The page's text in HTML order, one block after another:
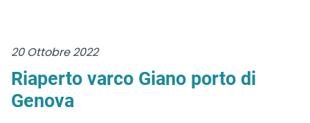
20 Ottobre 2022
Riaperto varco Giano porto di
Genova